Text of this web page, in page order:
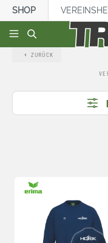
springen
SHOP
ZURÜCK